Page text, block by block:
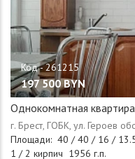
197 500 BYN
Однокомнатная квартира